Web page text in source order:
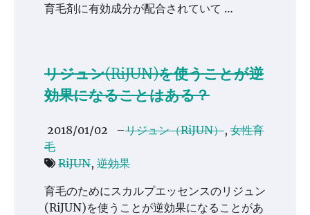
育毛剤に有効成分が配合されていて …
リジュン(RiJUN)を使うことが逆
効果になることはある？
2018/01/02 –リジュン（RiJUN）, 女性育
毛
RiJUN, 逆効果
育毛のためにスカルプエッセンスのリジュン
(RiJUN)を使うことが逆効果になることがあ